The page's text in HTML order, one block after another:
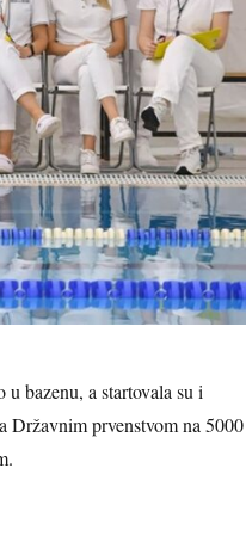
bazenu, a startovala su i
Državnim prvenstvom na 5000
godini“